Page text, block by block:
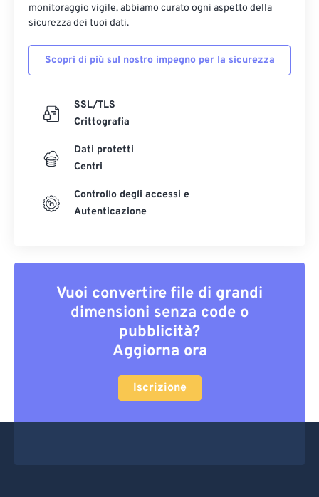
monitoraggio vigile, abbiamo curato ogni aspetto della
sicurezza dei tuoi dati.
Scopri di più sul nostro impegno per la sicurezza
SSL/TLS
Crittografia
Dati protetti
Centri
Controllo degli accessi e
Autenticazione
Vuoi convertire file di grandi
dimensioni senza code o
pubblicità?
Aggiorna ora
Iscrizione